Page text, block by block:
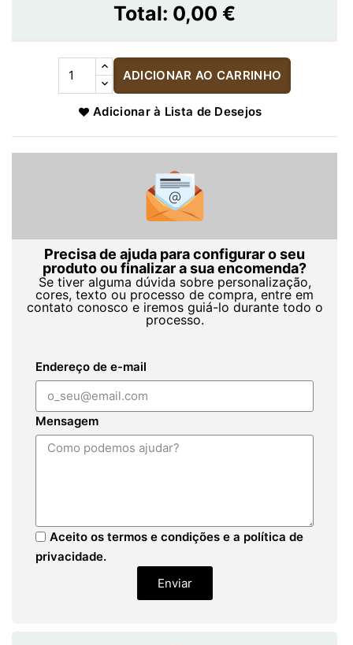
Total: 0,00 €
ADICIONAR AO CARRINHO
Adicionar à Lista de Desejos
Precisa de ajuda para configurar o seu
produto ou finalizar a sua encomenda?
Se tiver alguma dúvida sobre personalização,
cores, texto ou processo de compra, entre em
contato conosco e iremos guiá-lo durante todo o
processo.
Endereço de e-mail
Mensagem
Aceito os termos e condições e a política de
privacidade.
Enviar